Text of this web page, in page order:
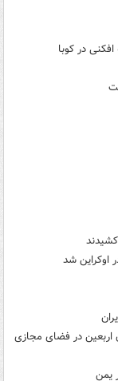
در کوبا
اوکراین شد
اربعین در فضای مجازی
یمن